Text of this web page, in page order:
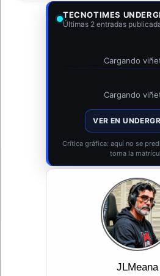
TECNOTIMES
Últimas 2 entradas
Cargando
Cargando
VER EN
Crítica gráfica: aquí no se
toma la
JLMeana